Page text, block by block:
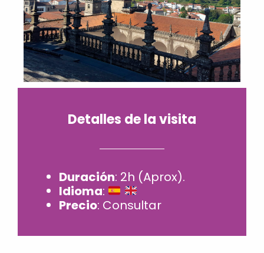
Detalles de la visita
Duración: 2h (Aprox).
Idioma:
Precio: Consultar